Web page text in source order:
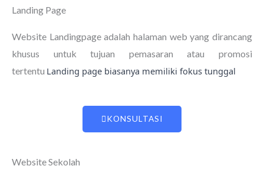
Landing Page
Website Landingpage adalah halaman web yang dirancang
khusus untuk tujuan pemasaran atau promosi
tertentu Landing page biasanya memiliki fokus tunggal
KONSULTASI
Website Sekolah